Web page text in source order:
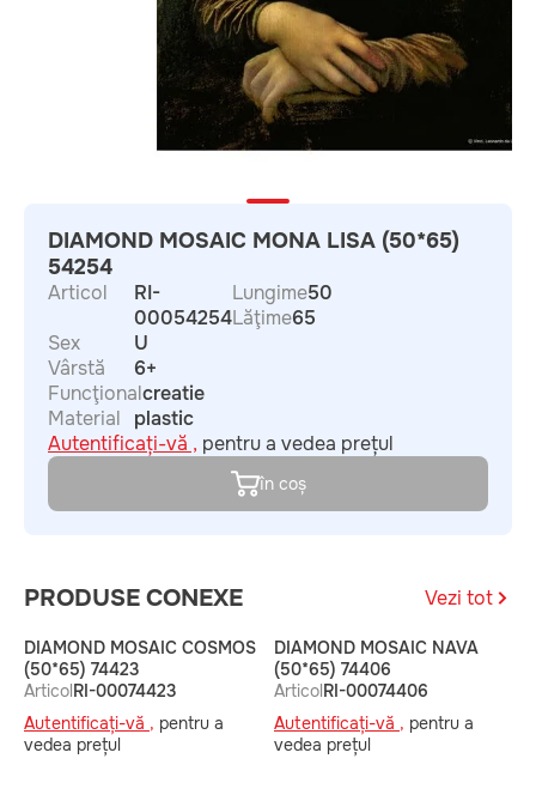
DIAMOND MOSAIC MONA LISA (50*65)
54254
Articol
RI-
00054254
Sex
U
Vârstă
6+
Funcţionalcreatie
Material
plastic
Lungime50
Lăţime65
Autentificați-vă , pentru a vedea prețul
în coș
PRODUSE CONEXE Vezi tot
DIAMOND MOSAIC COSMOS
(50*65) 74423
ArticolRI-00074423
Autentificați-vă , pentru a
vedea prețul
DIAMOND MOSAIC NAVA
(50*65) 74406
ArticolRI-00074406
Autentificați-vă , pentru a
vedea prețul